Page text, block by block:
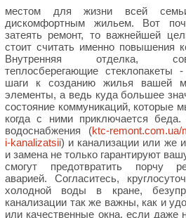
местом для жизни всей
дискомфортным жильем. Вот
затеять ремонт, то важнейшей
стоит считать именно повышения
Внутренняя отделка,
теплосберегающие
шаги к созданию жилья вашей
элементы, а ведь куда большее
состояние коммуникаций, которые
когда с ними приключается
водоснабжения (ktc-remont.com.ua/
i-kanalizatsii) и канализации или же
и замена не только гарантируют
смогут предотвратить порчу
аварией. Согласитесь,
холодной воды в кране,
канализации так же важны, как и
или качественные окна, если